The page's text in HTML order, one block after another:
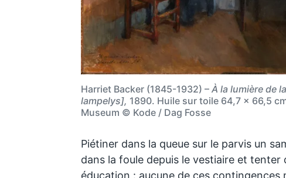
Harriet Backer (1845-1932) –À la lumière de
lampelys], 1890. Huile sur toile 64,7 × 66,5
Museum © Kode / Dag Fosse
Piétiner dans la queue sur le parvis un
dans la foule depuis le vestiaire et tenter
éducation : aucune de ces contingences